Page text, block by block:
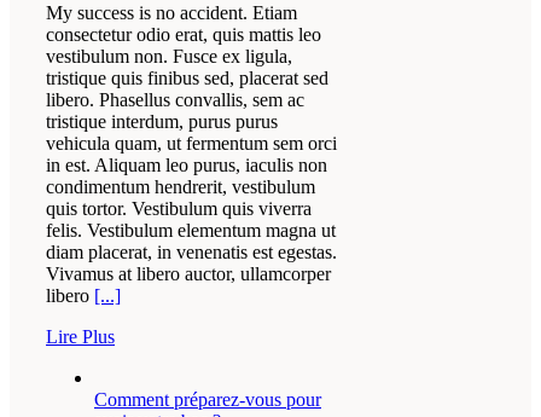
My success is no accident. Etiam
consectetur odio erat, quis mattis leo
vestibulum non. Fusce ex ligula,
tristique quis finibus sed, placerat sed
libero. Phasellus convallis, sem ac
tristique interdum, purus purus
vehicula quam, ut fermentum sem orci
in est. Aliquam leo purus, iaculis non
condimentum hendrerit, vestibulum
quis tortor. Vestibulum quis viverra
felis. Vestibulum elementum magna ut
diam placerat, in venenatis est egestas.
Vivamus at libero auctor, ullamcorper
libero [...]
Lire Plus
Comment préparez-vous pour